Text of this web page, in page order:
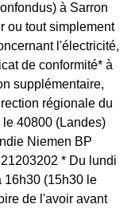
à Sarron
ou tout simplement
l'électricité,
de conformité* à
supplémentaire,
régionale du
40800 (Landes)
Niemen BP
* Du lundi
16h30 (15h30 le
de l'avoir avant